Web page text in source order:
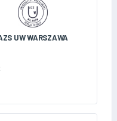
UW WARSZAWA